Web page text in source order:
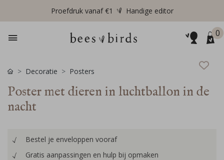
Proefdruk vanaf €1 Handige editor
0
Decoratie Posters
Poster met dieren in luchtballon in de
nacht
Bestel je enveloppen vooraf
Gratis aanpassingen en hulp bij opmaken